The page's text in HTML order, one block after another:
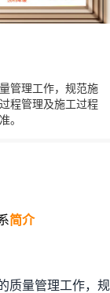
管理工作，规范施
程管理及施工过程
。
简介
质量管理工作，规